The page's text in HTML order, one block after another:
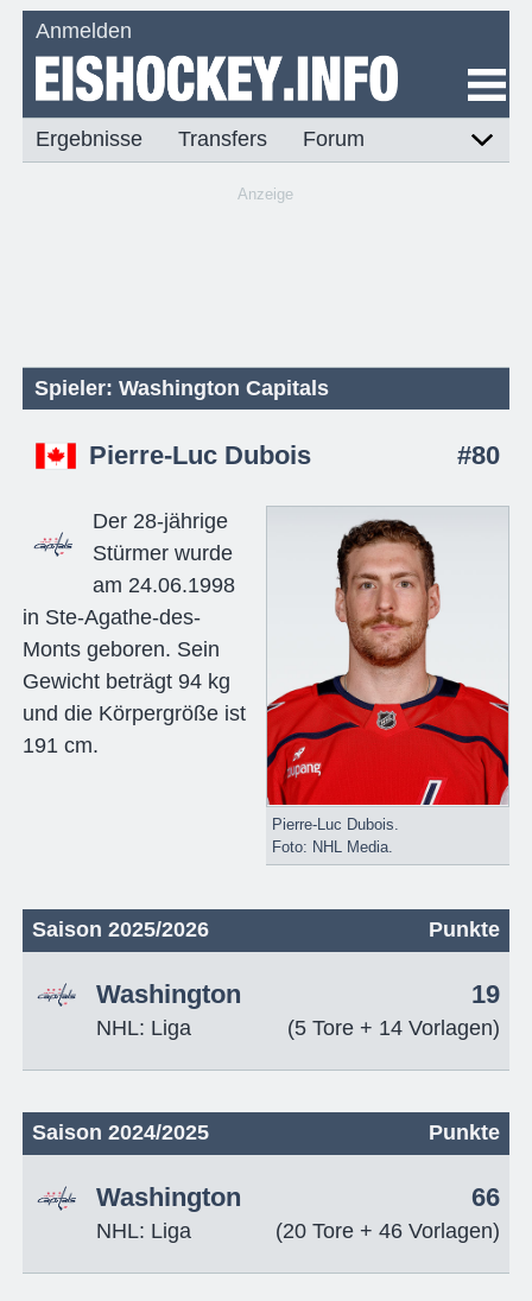
Anmelden
Ergebnisse Transfers Forum
Anzeige
Spieler: Washington Capitals
Pierre-Luc Dubois #80
Pierre-Luc Dubois.
Foto: NHL Media.
Der 28-jährige
Stürmer wurde
am 24.06.1998
in Ste-Agathe-des-
Monts geboren. Sein
Gewicht beträgt 94 kg
und die Körpergröße ist
191 cm.
Saison 2025/2026 Punkte
Washington
NHL: Liga
19
(5 Tore + 14 Vorlagen)
Saison 2024/2025 Punkte
Washington
NHL: Liga
66
(20 Tore + 46 Vorlagen)